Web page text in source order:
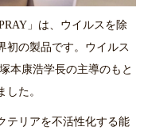
」は、ウイルスを除
初の製品です。ウイルス
本康浩学長の主導のもと
た。
テリアを不活性化する能